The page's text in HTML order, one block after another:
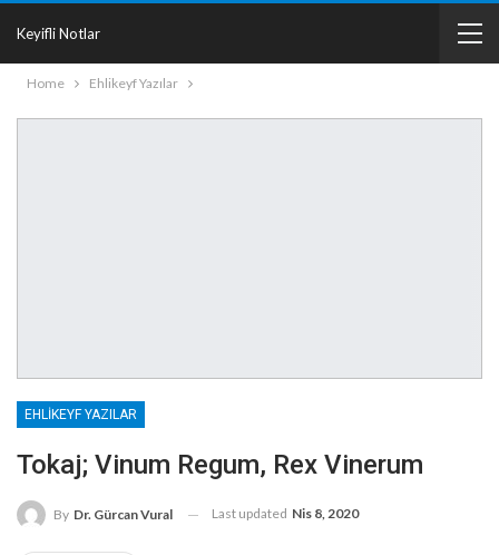
Keyifli Notlar
Home Ehlikeyf Yazılar
EHLIKEYF YAZILAR
Tokaj; Vinum Regum, Rex Vinerum
By Dr. Gürcan Vural Last updated Nis 8, 2020